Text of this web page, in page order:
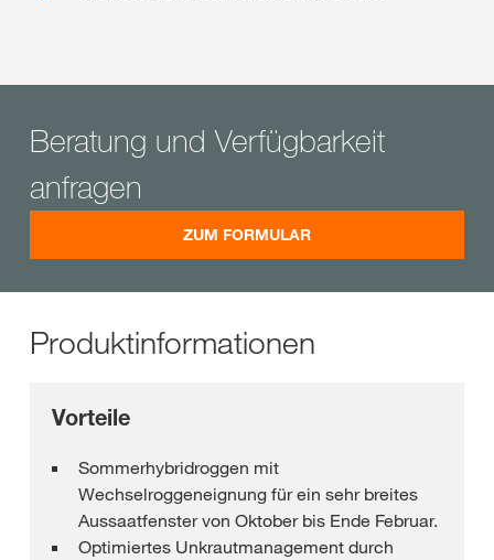
Beratung und Verfügbarkeit
anfragen
ZUM FORMULAR
Produktinformationen
Vorteile
Sommerhybridroggen mit
Wechselroggeneignung für ein sehr breites
Aussaatfenster von Oktober bis Ende Februar.
Optimiertes Unkrautmanagement durch